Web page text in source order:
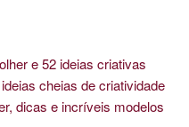
e 52 ideias criativas
cheias de criatividade
dicas e incríveis modelos